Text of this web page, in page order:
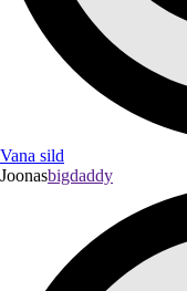
Vana sild
Joonasbigdaddy